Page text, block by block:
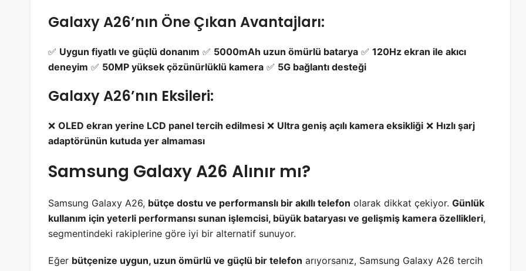
Galaxy A26’nın Öne Çıkan Avantajları:
✅ Uygun fiyatlı ve güçlü donanım ✅ 5000mAh uzun ömürlü batarya ✅ 120Hz ekran ile akıcı
deneyim ✅ 50MP yüksek çözünürlüklü kamera ✅ 5G bağlantı desteği
Galaxy A26’nın Eksileri:
❌ OLED ekran yerine LCD panel tercih edilmesi ❌ Ultra geniş açılı kamera eksikliği ❌ Hızlı şarj
adaptörünün kutuda yer almaması
Samsung Galaxy A26 Alınır mı?
Samsung Galaxy A26, bütçe dostu ve performanslı bir akıllı telefon olarak dikkat çekiyor. Günlük
kullanım için yeterli performansı sunan işlemcisi, büyük bataryası ve gelişmiş kamera özellikleri,
segmentindeki rakiplerine göre iyi bir alternatif sunuyor.
Eğer bütçenize uygun, uzun ömürlü ve güçlü bir telefon arıyorsanız, Samsung Galaxy A26 tercih